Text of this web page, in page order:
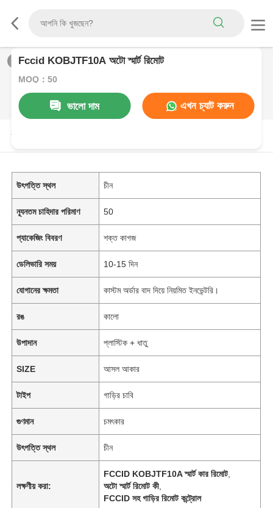
/0
Fccid KOBJTF10A অটো স্মার্ট রিমোট
MOQ：50
ভালো দাম এখন চ্যাট করুন
পণ্যের বর্ণনা
উৎপত্তি স্থল চীন
ন্যূনতম চাহিদার পরিমাণ 50
প্যাকেজিং বিবরণ শক্ত কাগজ
ডেলিভারি সময় 10-15 দিন
যোগানের ক্ষমতা কাস্টম অর্ডার বাদ দিয়ে নিয়মিত ইনভেন্টরি।
রঙ কালো
উপাদান প্লাস্টিক + ধাতু
SIZE আসল আকার
টাইপ গাড়ির চাবি
গুণমান চমৎকার
উৎপত্তি স্থল চীন
লক্ষণীয় করা:
FCCID KOBJTF10A স্মার্ট কার রিমোট,
অটো স্মার্ট রিমোট কী
FCCID সহ গাড়ির রিমোট কন্ট্রোল